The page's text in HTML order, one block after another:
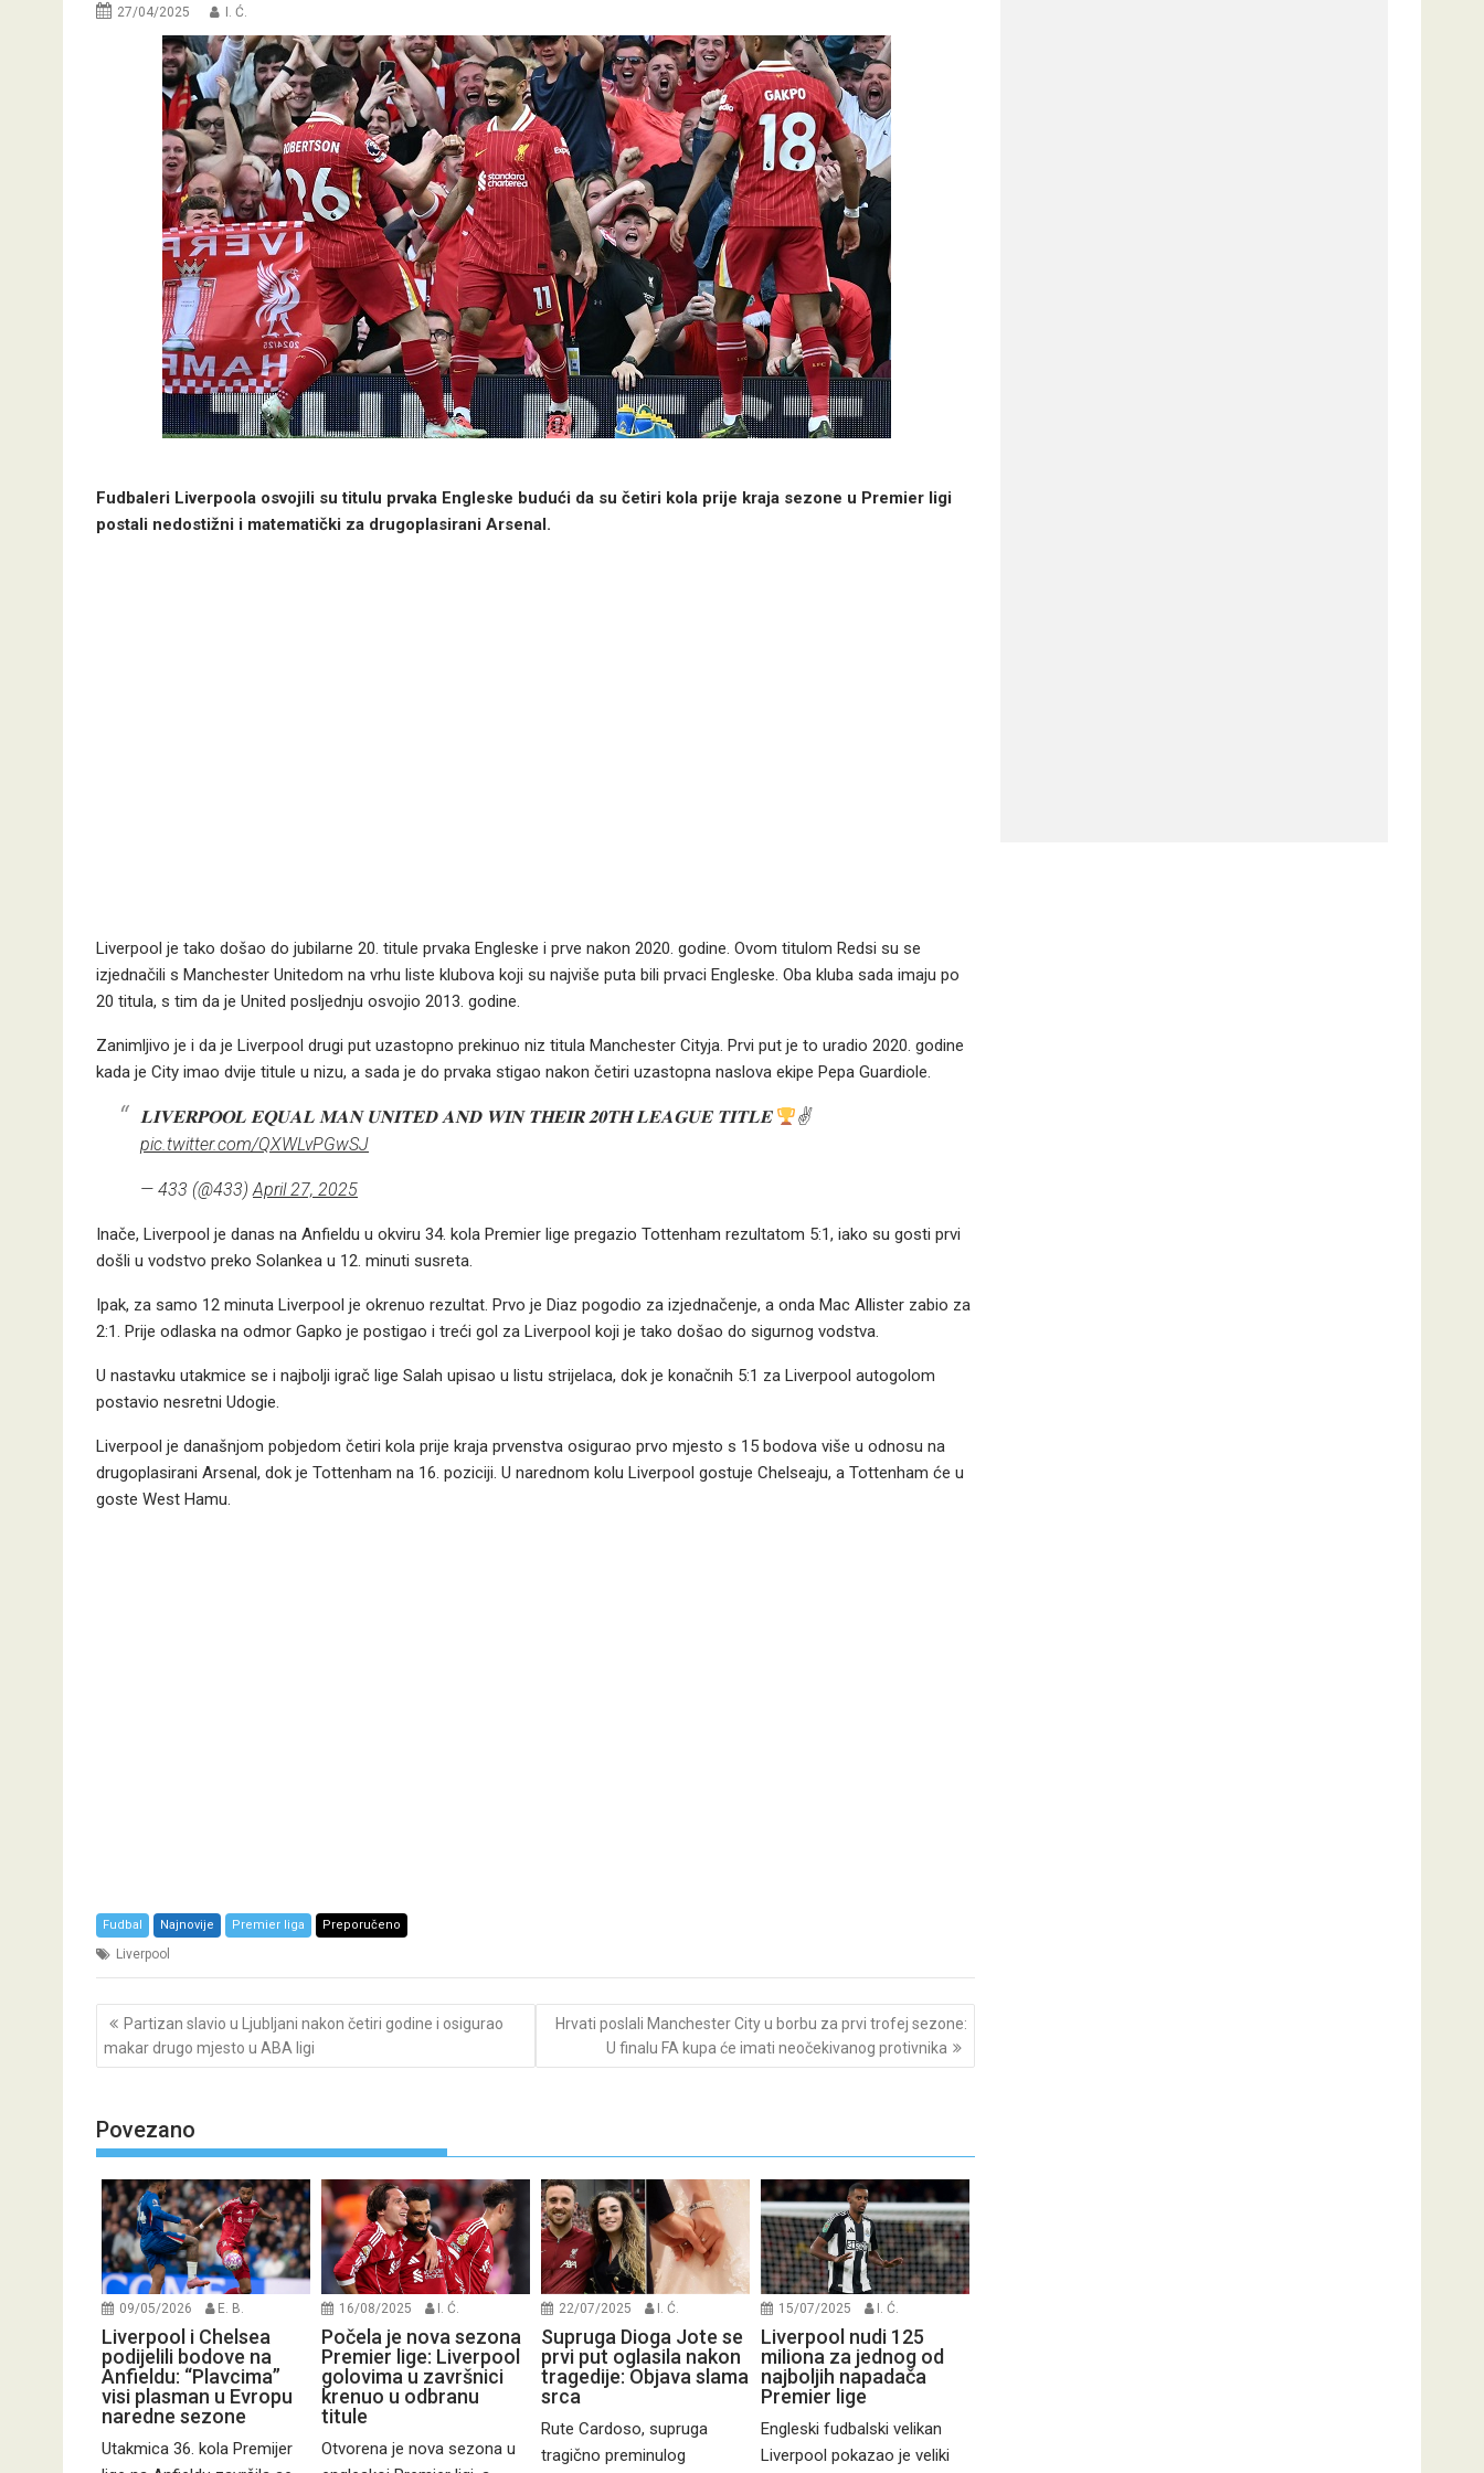
27/04/2025 I. Ć.
Fudbaleri Liverpoola osvojili su titulu prvaka Engleske budući da su četiri kola prije kraja sezone u Premier ligi
postali nedostižni i matematički za drugoplasirani Arsenal.
Liverpool je tako došao do jubilarne 20. titule prvaka Engleske i prve nakon 2020. godine. Ovom titulom Redsi su se
izjednačili s Manchester Unitedom na vrhu liste klubova koji su najviše puta bili prvaci Engleske. Oba kluba sada imaju po
20 titula, s tim da je United posljednju osvojio 2013. godine.
Zanimljivo je i da je Liverpool drugi put uzastopno prekinuo niz titula Manchester Cityja. Prvi put je to uradio 2020. godine
kada je City imao dvije titule u nizu, a sada je do prvaka stigao nakon četiri uzastopna naslova ekipe Pepa Guardiole.
𝐋𝐈𝐕𝐄𝐑𝐏𝐎𝐎𝐋 𝐄𝐐𝐔𝐀𝐋 𝐌𝐀𝐍 𝐔𝐍𝐈𝐓𝐄𝐃 𝐀𝐍𝐃 𝐖𝐈𝐍 𝐓𝐇𝐄𝐈𝐑 𝟐𝟎𝐓𝐇 𝐋𝐄𝐀𝐆𝐔𝐄 𝐓𝐈𝐓𝐋𝐄
✌
pic.twitter.com/QXWLvPGwSJ
— 433 (@433)April 27, 2025
Inače, Liverpool je danas na Anfieldu u okviru 34. kola Premier lige pregazio Tottenham rezultatom 5:1, iako su gosti prvi
došli u vodstvo preko Solankea u 12. minuti susreta.
Ipak, za samo 12 minuta Liverpool je okrenuo rezultat. Prvo je Diaz pogodio za izjednačenje, a onda Mac Allister zabio za
2:1. Prije odlaska na odmor Gapko je postigao i treći gol za Liverpool koji je tako došao do sigurnog vodstva.
U nastavku utakmice se i najbolji igrač lige Salah upisao u listu strijelaca, dok je konačnih 5:1 za Liverpool autogolom
postavio nesretni Udogie.
Liverpool je današnjom pobjedom četiri kola prije kraja prvenstva osigurao prvo mjesto s 15 bodova više u odnosu na
drugoplasirani Arsenal, dok je Tottenham na 16. poziciji. U narednom kolu Liverpool gostuje Chelseaju, a Tottenham će u
goste West Hamu.
Fudbal Najnovije Premier liga Preporučeno
Liverpool
Post
navigation
Partizan slavio u Ljubljani nakon četiri godine i osigurao
makar drugo mjesto u ABA ligi
Hrvati poslali Manchester City u borbu za prvi trofej sezone:
U finalu FA kupa će imati neočekivanog protivnika
Povezano
09/05/2026 E. B.
Liverpool i Chelsea
podijelili bodove na
Anfieldu: “Plavcima”
visi plasman u Evropu
naredne sezone
Utakmica 36. kola Premijer
16/08/2025 I. Ć.
Počela je nova sezona
Premier lige: Liverpool
golovima u završnici
krenuo u odbranu
titule
Otvorena je nova sezona u
22/07/2025 I. Ć.
Supruga Dioga Jote se
prvi put oglasila nakon
tragedije: Objava slama
srca
Rute Cardoso, supruga
tragično preminulog
15/07/2025 I. Ć.
Liverpool nudi 125
miliona za jednog od
najboljih napadača
Premier lige
Engleski fudbalski velikan
Liverpool pokazao je veliki